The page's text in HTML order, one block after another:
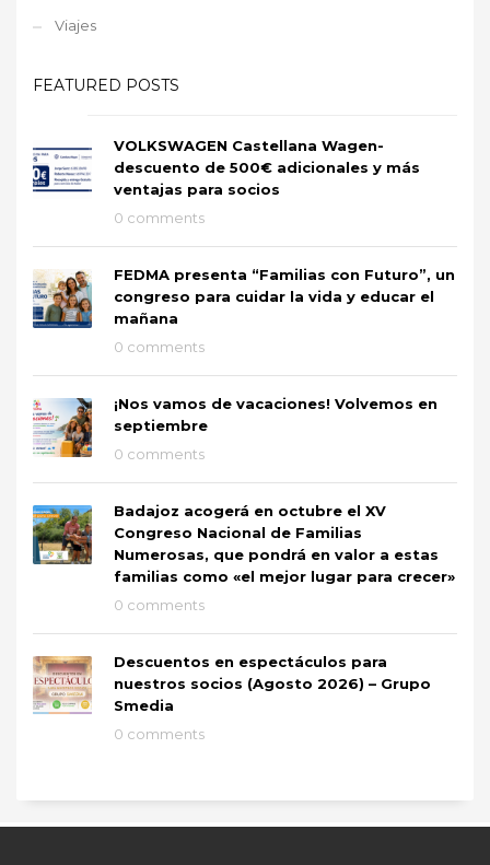
Viajes
FEATURED POSTS
VOLKSWAGEN Castellana Wagen-
descuento de 500€ adicionales y más
ventajas para socios
0 comments
FEDMA presenta “Familias con Futuro”, un
congreso para cuidar la vida y educar el
mañana
0 comments
¡Nos vamos de vacaciones! Volvemos en
septiembre
0 comments
Badajoz acogerá en octubre el XV
Congreso Nacional de Familias
Numerosas, que pondrá en valor a estas
familias como «el mejor lugar para crecer»
0 comments
Descuentos en espectáculos para
nuestros socios (Agosto 2026) – Grupo
Smedia
0 comments